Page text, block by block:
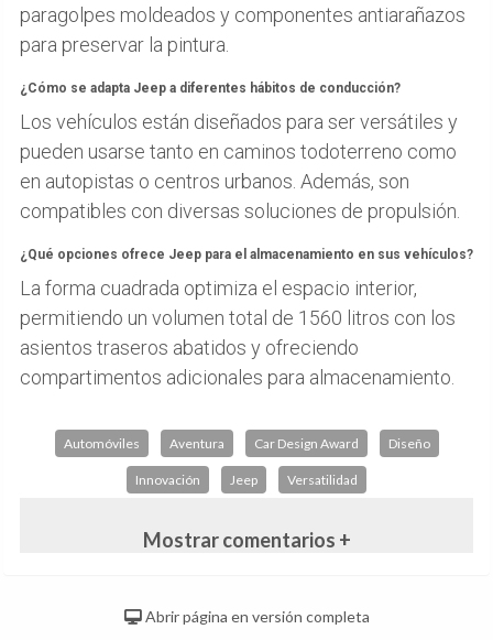
paragolpes moldeados y componentes antiarañazos
para preservar la pintura.
¿Cómo se adapta Jeep a diferentes hábitos de conducción?
Los vehículos están diseñados para ser versátiles y
pueden usarse tanto en caminos todoterreno como
en autopistas o centros urbanos. Además, son
compatibles con diversas soluciones de propulsión.
¿Qué opciones ofrece Jeep para el almacenamiento en sus vehículos?
La forma cuadrada optimiza el espacio interior,
permitiendo un volumen total de 1560 litros con los
asientos traseros abatidos y ofreciendo
compartimentos adicionales para almacenamiento.
Automóviles Aventura Car Design Award Diseño
Innovación Jeep Versatilidad
Mostrar comentarios +
Abrir página en versión completa